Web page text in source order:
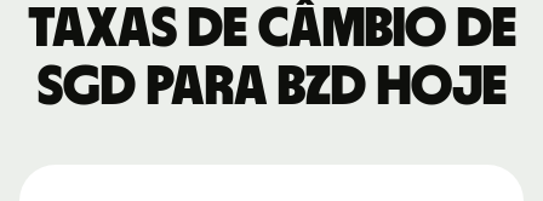
Taxas de câmbio de
SGD para BZD hoje